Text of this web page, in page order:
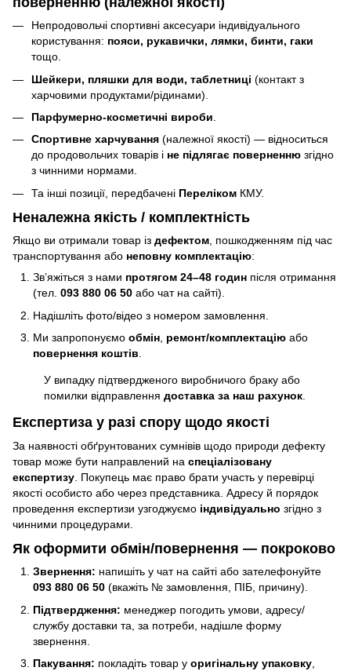
Непродовольчі спортивні аксесуари індивідуального
користування: пояси, рукавички, лямки, бинти, гаки
тощо.
Шейкери, пляшки для води, таблетниці (контакт з
харчовими продуктами/рідинами).
Парфумерно-косметичні вироби
Спортивне харчування (належної якості) — відноситься
до продовольчих товарів і не підлягає поверненню згідно
з чинними нормами.
Та інші позиції, передбачені Переліком КМУ.
Неналежна якість / комплектність
Якщо ви отримали товар із дефектом, пошкодженням під час
транспортування або неповну комплектацію:
Зв’яжіться з нами протягом 24–48 годин після отримання
(тел. 093 880 06 50 або чат на сайті).
Надішліть фото/відео з номером замовлення.
Ми запропонуємо обмін ремонт/комплектацію або
повернення коштів
У випадку підтвердженого виробничого браку або
помилки відправлення доставка за наш рахунок
Експертиза у разі спору щодо якості
За наявності обґрунтованих сумнівів щодо природи дефекту
товар може бути направлений на спеціалізовану
експертизу . Покупець має право брати участь у перевірці
якості особисто або через представника. Адресу й порядок
проведення експертизи узгоджуємо індивідуально згідно з
чинними процедурами.
Як оформити обмін/повернення — покроково
Звернення: напишіть у чат на сайті або зателефонуйте
093 880 06 50 (вкажіть № замовлення, ПІБ, причину).
Підтвердження: менеджер погодить умови, адресу/
службу доставки та, за потреби, надішле форму
звернення.
Пакування: покладіть товар у оригінальну упаковку